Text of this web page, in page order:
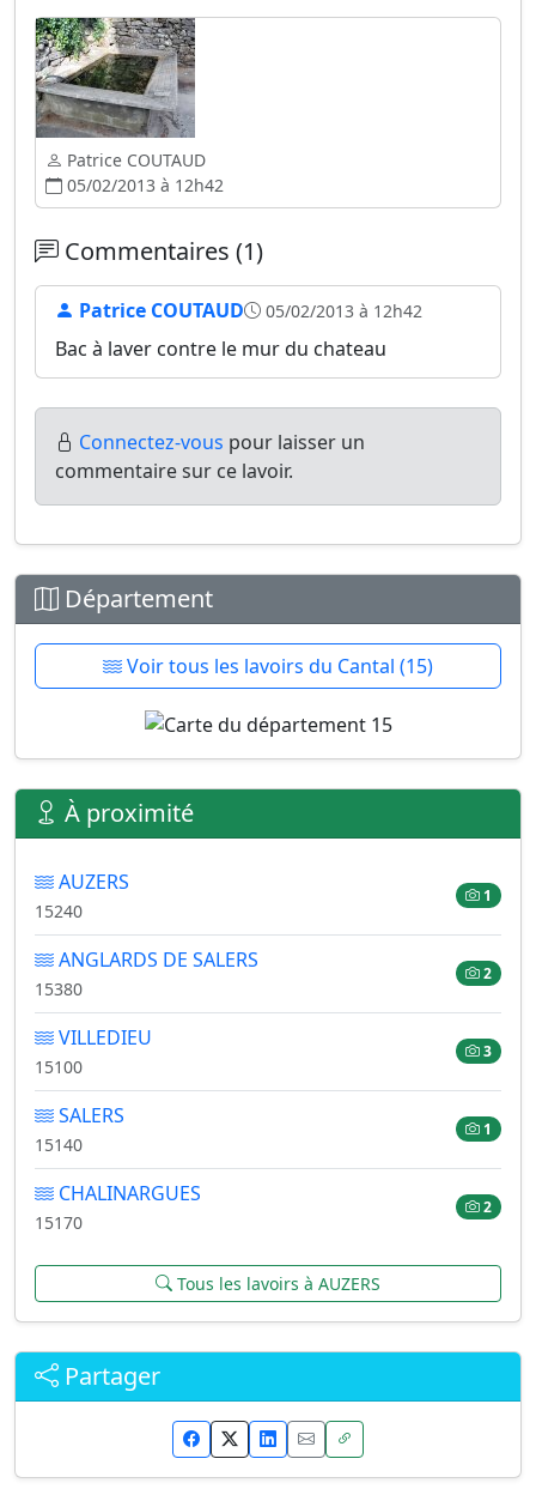
Patrice COUTAUD
05/02/2013 à 12h42
Commentaires (1)
Patrice COUTAUD 05/02/2013 à 12h42
Bac à laver contre le mur du chateau
Connectez-vous pour laisser un
commentaire sur ce lavoir.
Département
Voir tous les lavoirs du Cantal (15)
À proximité
AUZERS
15240
1
ANGLARDS DE SALERS
15380
2
VILLEDIEU
15100
3
SALERS
15140
1
CHALINARGUES
15170
2
Tous les lavoirs à AUZERS
Partager